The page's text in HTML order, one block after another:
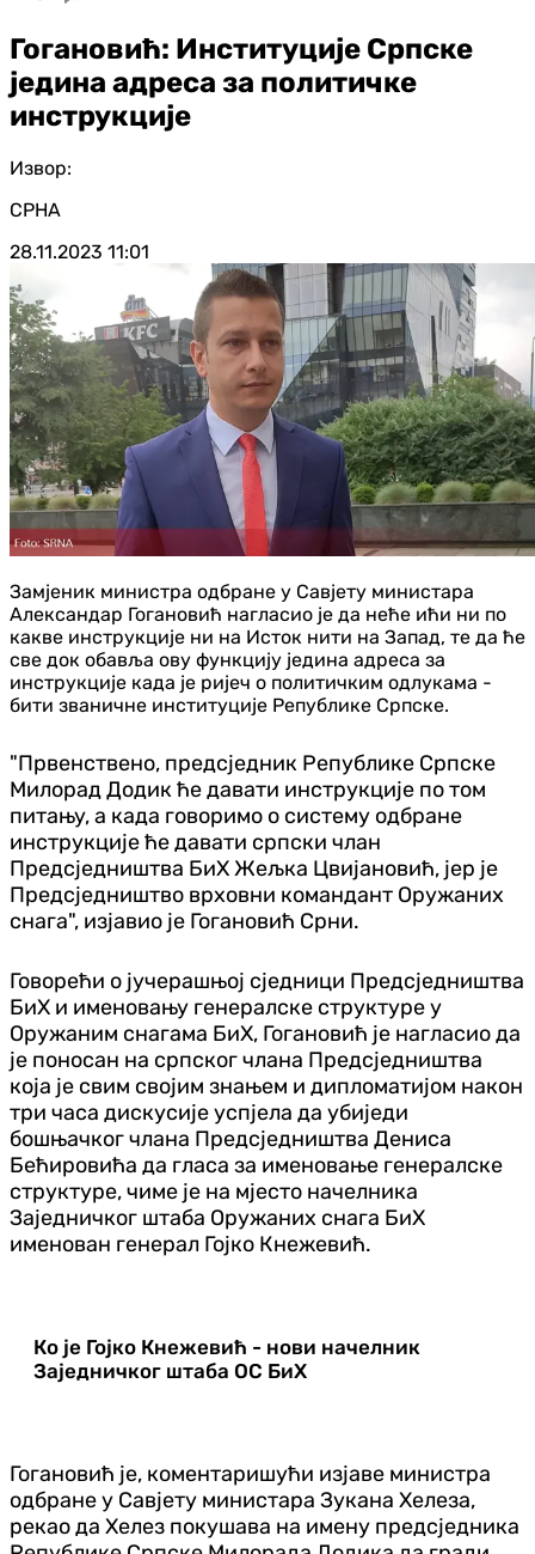
Гогановић: Институције Српске
једина адреса за политичке
инструкције
Извор:
СРНА
28.11.2023 11:01
Замјеник министра одбране у Савјету министара
Александар Гогановић нагласио је да неће ићи ни по
какве инструкције ни на Исток нити на Запад, те да ће
све док обавља ову функцију једина адреса за
инструкције када је ријеч о политичким одлукама -
бити званичне институције Републике Српске.
"Првенствено, предсједник Републике Српске
Милорад Додик ће давати инструкције по том
питању, а када говоримо о систему одбране
инструкције ће давати српски члан
Предсједништва БиХ Жељка Цвијановић, јер је
Предсједништво врховни командант Оружаних
снага", изјавио је Гогановић Срни.
Говорећи о јучерашњој сједници Предсједништва
БиХ и именовању генералске структуре у
Оружаним снагама БиХ, Гогановић је нагласио да
је поносан на српског члана Предсједништва
која је свим својим знањем и дипломатијом након
три часа дискусије успјела да убиједи
бошњачког члана Предсједништва Дениса
Бећировића да гласа за именовање генералске
структуре, чиме је на мјесто начелника
Заједничког штаба Оружаних снага БиХ
именован генерал Гојко Кнежевић.
Ко је Гојко Кнежевић - нови начелник
Заједничког штаба ОС БиХ
Гогановић је, коментаришући изјаве министра
одбране у Савјету министара Зукана Хелеза,
рекао да Хелез покушава на имену предсједника